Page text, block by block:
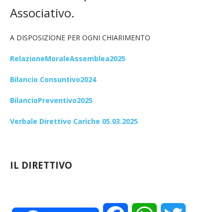
Associativo.
A DISPOSIZIONE PER OGNI CHIARIMENTO
RelazioneMoraleAssemblea2025
Bilancio Consuntivo2024
BilancioPreventivo2025
Verbale Direttivo Cariche 05.03.2025
IL DIRETTIVO